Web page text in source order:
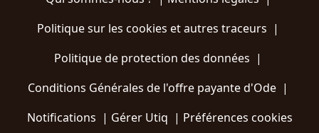
Politique sur les cookies et autres traceurs |
Politique de protection des données |
Conditions Générales de l'offre payante d'Ode |
Notifications | Gérer Utiq | Préférences cookies